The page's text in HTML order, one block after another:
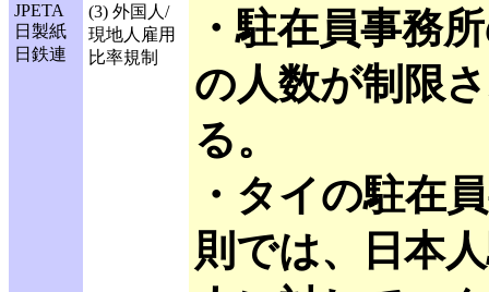
JPETA
日製紙
日鉄連
(3) 外国人/
現地人雇用
比率規制
・駐在員事務
の人数が制限
る。
・タイの駐在
則では、日本